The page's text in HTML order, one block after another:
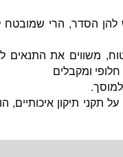
הסדר, הרי שמובטח
משווים את התנאים
ומקבלים
תיקון איכותיים,